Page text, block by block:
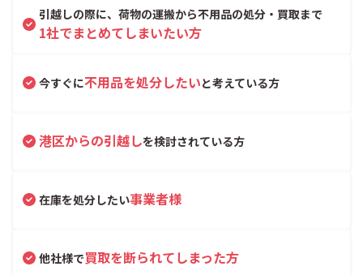
引越しの際に、荷物の運搬から不用品の処分・買取まで
1社でまとめてしまいたい方
今すぐに不用品を処分したいと考えている方
港区からの引越しを検討されている方
在庫を処分したい事業者様
他社様で買取を断られてしまった方